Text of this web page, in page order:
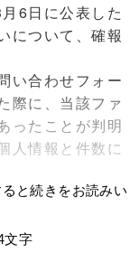
6日に公表した
について、確報
い合わせフォー
際に、当該ファ
ったことが判明
人情報と件数に
と続きをお読みい
文字